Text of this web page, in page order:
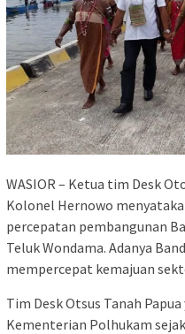
WASIOR – Ketua tim Desk
Kolonel Hernowo
percepatan pembangunan
Teluk Wondama. Adanya
mempercepat kemajuan
Tim Desk Otsus Tanah
Kementerian Polhukam